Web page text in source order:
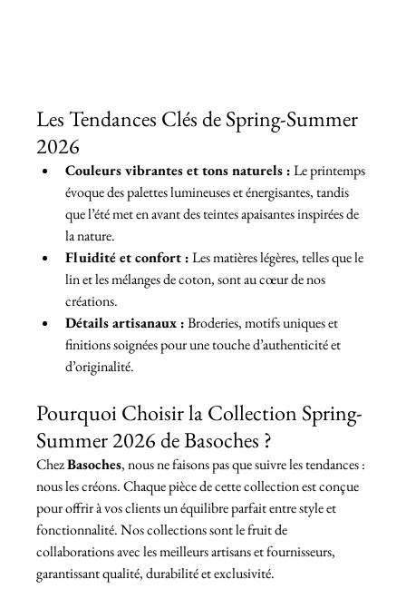
Les Tendances Clés de Spring-Summer
2026
Couleurs vibrantes et tons naturels : Le printemps
évoque des palettes lumineuses et énergisantes, tandis
que l’été met en avant des teintes apaisantes inspirées de
la nature.
Fluidité et confort : Les matières légères, telles que le
lin et les mélanges de coton, sont au cœur de nos
créations.
Détails artisanaux : Broderies, motifs uniques et
finitions soignées pour une touche d’authenticité et
d’originalité.
Pourquoi Choisir la Collection Spring-
Summer 2026 de Basoches ?
Chez Basoches, nous ne faisons pas que suivre les tendances :
nous les créons. Chaque pièce de cette collection est conçue
pour offrir à vos clients un équilibre parfait entre style et
fonctionnalité. Nos collections sont le fruit de
collaborations avec les meilleurs artisans et fournisseurs,
garantissant qualité, durabilité et exclusivité.